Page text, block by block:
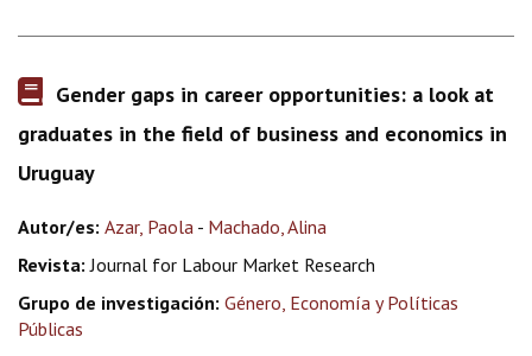
Gender gaps in career opportunities: a look at
graduates in the field of business and economics in
Uruguay
Autor/es: Azar, Paola - Machado, Alina
Revista: Journal for Labour Market Research
Grupo de investigación: Género, Economía y Políticas
Públicas